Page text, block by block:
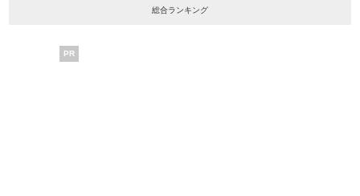
総合ランキング
PR